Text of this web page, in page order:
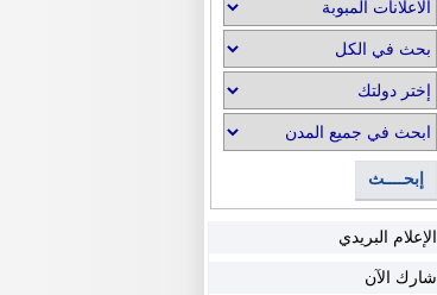
إبحــــث
الإعلام البريدي
شارك الآن